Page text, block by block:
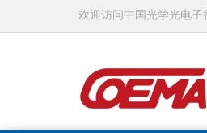
欢迎访问中国光学光电